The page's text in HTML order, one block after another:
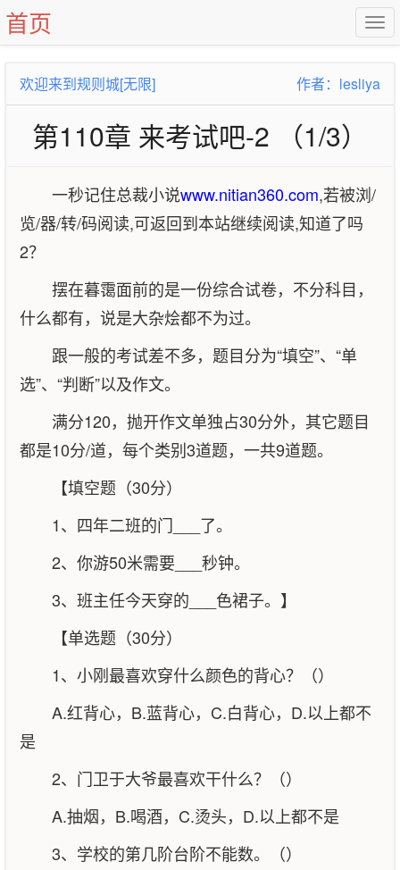
首页
欢迎来到规则城[无限] 作者：lesliya
第110章 来考试吧-2 （1/3）
一秒记住总裁小说www.nitian360.com,若被浏/
览/器/转/码阅读,可返回到本站继续阅读,知道了吗
2？
摆在暮霭面前的是一份综合试卷，不分科目，
什么都有，说是大杂烩都不为过。
跟一般的考试差不多，题目分为“填空”、“单
选”、“判断”以及作文。
满分120，抛开作文单独占30分外，其它题目
都是10分/道，每个类别3道题，一共9道题。
【填空题（30分）
1、四年二班的门___了。
2、你游50米需要___秒钟。
3、班主任今天穿的___色裙子。】
【单选题（30分）
1、小刚最喜欢穿什么颜色的背心？（）
A.红背心，B.蓝背心，C.白背心，D.以上都不
是
2、门卫于大爷最喜欢干什么？（）
A.抽烟，B.喝酒，C.烫头，D.以上都不是
3、学校的第几阶台阶不能数。（）